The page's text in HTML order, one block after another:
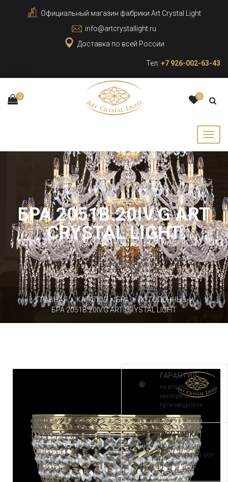
Официальный магазин фабрики Art Crystal Light
info@artcrystallight.ru
Доставка по всей России
Тел: +7 926-002-63-43
0 0
БРА 2051B.20IV.G ART
CRYSTAL LIGHT
ГЛАВНАЯ КАТАЛОГ БРА
ПОТОЛОЧНЫЕ
БРА 2051B.20IV.G ART CRYSTAL LIGHT
ГАРАНТИЯ
на все модели 30
месяцев от
производителя
ДОСТАВКА
по всей России.
Самовывоз из шоу-
рума